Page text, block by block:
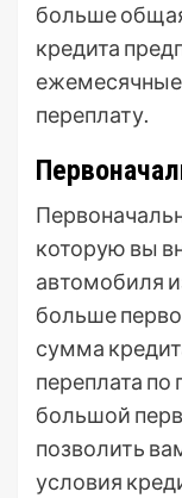
больше
кредита
переплату.
которую вы
автомобиля
больше
сумма
переплата по
большой
позволить
условия